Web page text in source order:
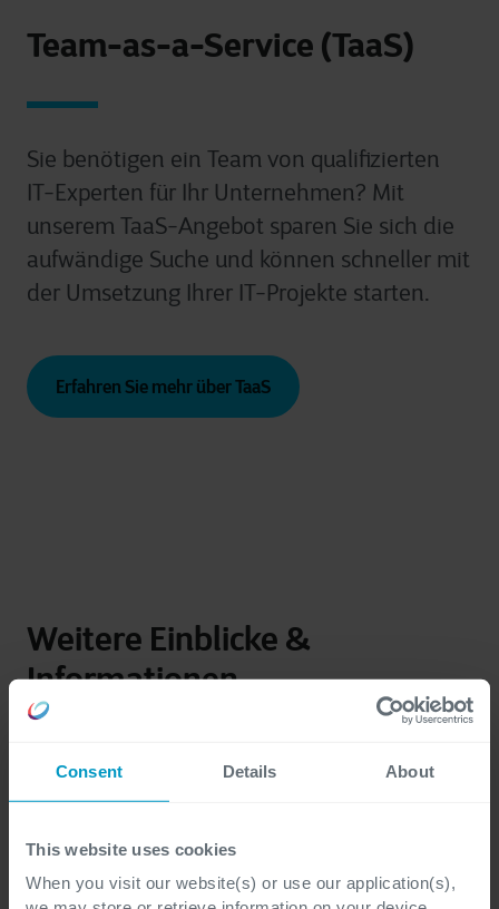
Consent Details About
This website uses cookies
When you visit our website(s) or use our application(s),
Team-as-a-Service (TaaS)
Sie benötigen ein Team von qualifizierten
IT-Experten für Ihr Unternehmen? Mit
unserem TaaS-Angebot sparen Sie sich die
aufwändige Suche und können schneller mit
der Umsetzung Ihrer IT-Projekte starten.
Erfahren Sie mehr über TaaS
Weitere Einblicke &
Informationen